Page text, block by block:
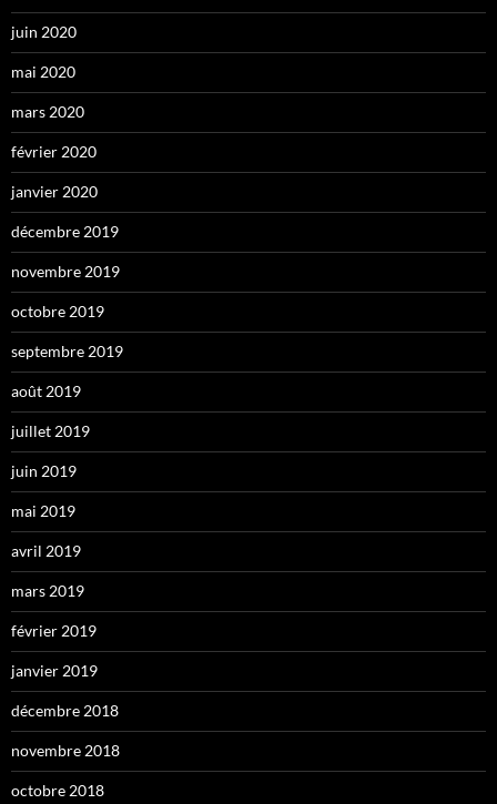
juin 2020
mai 2020
mars 2020
février 2020
janvier 2020
décembre 2019
novembre 2019
octobre 2019
septembre 2019
août 2019
juillet 2019
juin 2019
mai 2019
avril 2019
mars 2019
février 2019
janvier 2019
décembre 2018
novembre 2018
octobre 2018